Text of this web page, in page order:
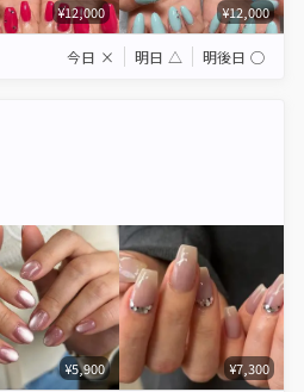
¥12,000 ¥12,000
今日 × 明日 △ 明後日 ◯
¥5,900 ¥7,300